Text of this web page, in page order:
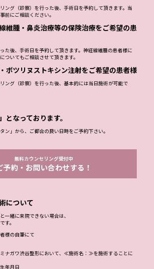
ング（診察）を行った後、手術日を予約して頂きます。当
前にご相談ください。
維腫・鼻炎治療等の保険治療をご希望の患
た後、手術日を予約して頂きます。神経線維腫の患者様に
ついてもご相談させて頂きます。
ボツリヌストキシン注射をご希望の患者様
ング（診察）を行った後、基本的には当日施術が可能で
となっております。
ン」から、ご都合の良い日時をご予約下さい。
無料カウンセリング受付中
予約・お問い合わせする！
について
一緒に来院できない場合は、
す。
様の自筆にて
ナガワ渋谷整形において、≪施術名：≫を施術することに
年月日